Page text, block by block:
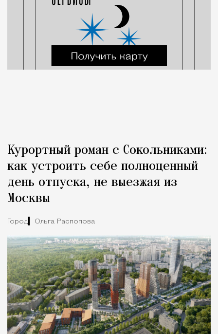
Курортный роман с Сокольниками:
как устроить себе полноценный
день отпуска, не выезжая из
Москвы
Город Ольга Распопова